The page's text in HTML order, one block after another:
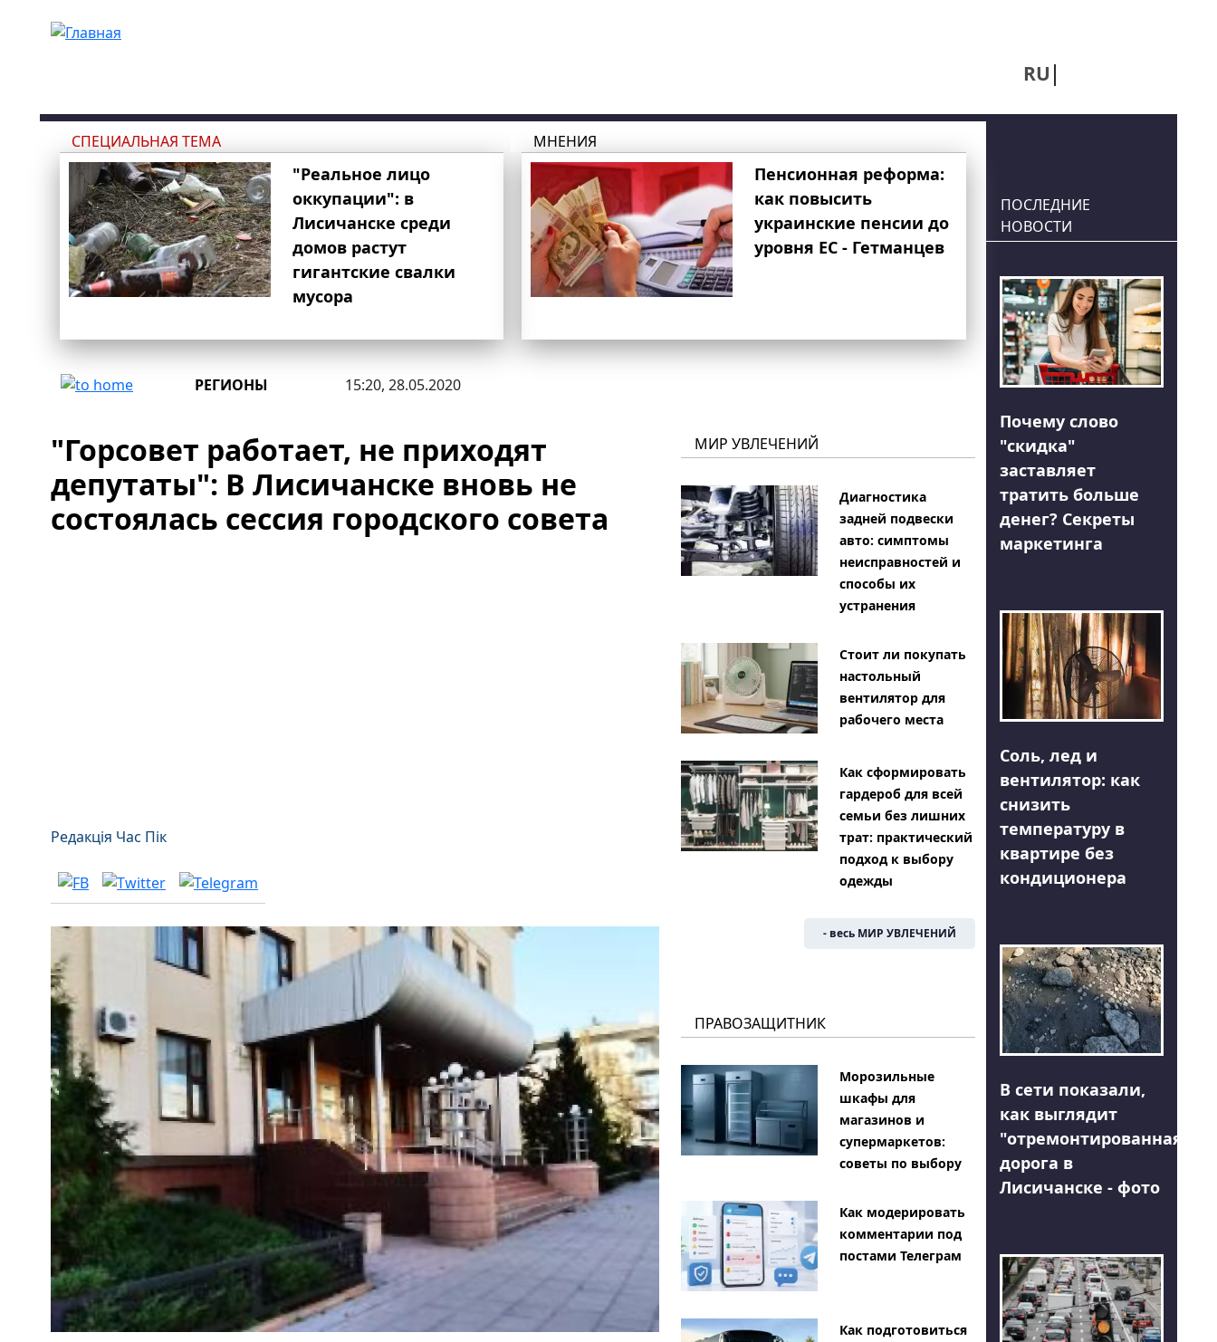
RU
СПЕЦИАЛЬНАЯ ТЕМА
"Реальное лицо
оккупации": в
Лисичанске среди
домов растут
гигантские свалки
мусора
МНЕНИЯ
Пенсионная реформа:
как повысить
украинские пенсии до
уровня ЕС - Гетманцев
РЕГИОНЫ 15:20, 28.05.2020
"Горсовет работает, не приходят
депутаты": В Лисичанске вновь не
состоялась сессия городского совета
Редакція Час Пік
МИР УВЛЕЧЕНИЙ
Диагностика
задней подвески
авто: симптомы
неисправностей и
способы их
устранения
Стоит ли покупать
настольный
вентилятор для
рабочего места
Как сформировать
гардероб для всей
семьи без лишних
трат: практический
подход к выбору
одежды
- весь МИР УВЛЕЧЕНИЙ
ПРАВОЗАЩИТНИК
Морозильные
шкафы для
магазинов и
супермаркетов:
советы по выбору
Как модерировать
комментарии под
постами Телеграм
Как подготовиться
ПОСЛЕДНИЕ
НОВОСТИ
Почему слово
"скидка"
заставляет
тратить больше
денег? Секреты
маркетинга
Соль, лед и
вентилятор: как
снизить
температуру в
квартире без
кондиционера
В сети показали,
как выглядит
"отремонтированная"
дорога в
Лисичанске - фото